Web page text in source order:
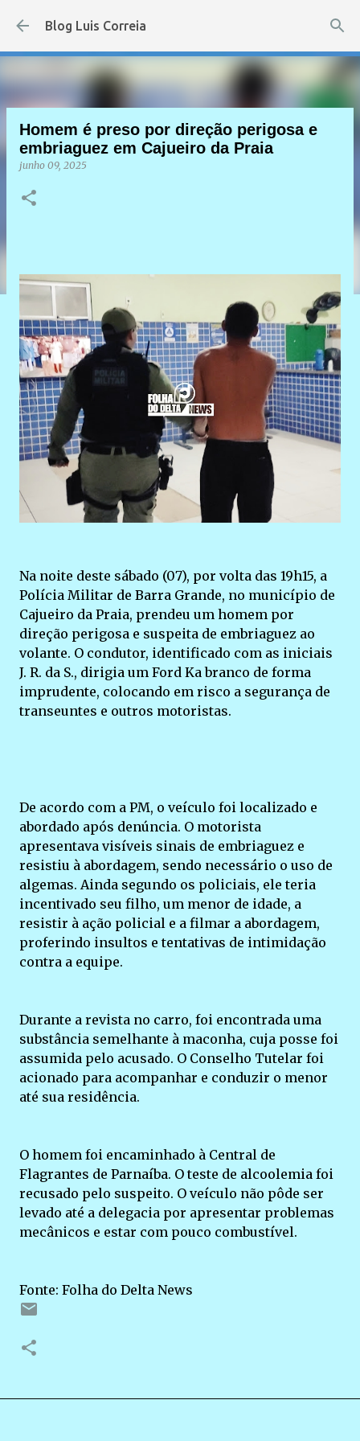
Pular para o conteúdo principal
Blog Luis Correia
Homem é preso por direção perigosa e
embriaguez em Cajueiro da Praia
junho 09, 2025
Na noite deste sábado (07), por volta das 19h15, a
Polícia Militar de Barra Grande, no município de
Cajueiro da Praia, prendeu um homem por
direção perigosa e suspeita de embriaguez ao
volante. O condutor, identificado com as iniciais
J. R. da S., dirigia um Ford Ka branco de forma
imprudente, colocando em risco a segurança de
transeuntes e outros motoristas.
De acordo com a PM, o veículo foi localizado e
abordado após denúncia. O motorista
apresentava visíveis sinais de embriaguez e
resistiu à abordagem, sendo necessário o uso de
algemas. Ainda segundo os policiais, ele teria
incentivado seu filho, um menor de idade, a
resistir à ação policial e a filmar a abordagem,
proferindo insultos e tentativas de intimidação
contra a equipe.
Durante a revista no carro, foi encontrada uma
substância semelhante à maconha, cuja posse foi
assumida pelo acusado. O Conselho Tutelar foi
acionado para acompanhar e conduzir o menor
até sua residência.
O homem foi encaminhado à Central de
Flagrantes de Parnaíba. O teste de alcoolemia foi
recusado pelo suspeito. O veículo não pôde ser
levado até a delegacia por apresentar problemas
mecânicos e estar com pouco combustível.
Fonte: Folha do Delta News